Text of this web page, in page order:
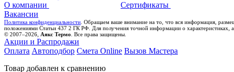
О компании Сертификаты
Вакансии
Политика конфиденциальности . Обращаем ваше внимание на то, что вся информация,
положениями Статьи 437 2 ГК РФ. Для получения точной информации о характеристиках,
© 2007–2026, Аякс Термо . Все права защищены.
Акции и Распродажи
Оплата Автоподбор Смета Online Вызов Мастера
Товар добавлен к сравнению